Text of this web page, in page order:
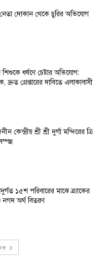
দোকান থেকে চুরির অভিযোগ
ধর্ষণে চেষ্টার অভিযোগ:
গ্রেপ্তারের দাবিতে এলাকাবাসী
কেন্দ্রীয় শ্রী শ্রী দুর্গা মন্দিরের ত্রি
১৫শ পরিবারের মাঝে ব্র্যাকের
নগদ অর্থ বিতরণ